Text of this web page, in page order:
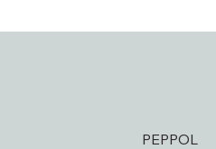
PEPPOL